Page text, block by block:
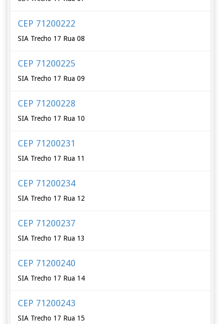
CEP 71200222
SIA Trecho 17 Rua 08
CEP 71200225
SIA Trecho 17 Rua 09
CEP 71200228
SIA Trecho 17 Rua 10
CEP 71200231
SIA Trecho 17 Rua 11
CEP 71200234
SIA Trecho 17 Rua 12
CEP 71200237
SIA Trecho 17 Rua 13
CEP 71200240
SIA Trecho 17 Rua 14
CEP 71200243
SIA Trecho 17 Rua 15